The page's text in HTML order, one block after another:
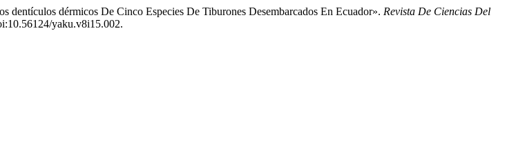
dérmicos De Cinco Especies De Tiburones Desembarcados En Ecuador». Revista De Ciencias Del
yaku.v8i15.002.